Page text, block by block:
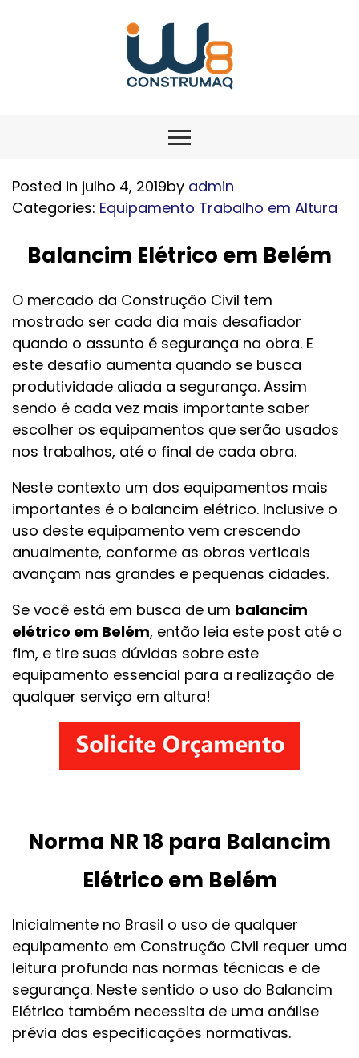
Posted in julho 4, 2019by admin
Categories: Equipamento Trabalho em Altura
Balancim Elétrico em Belém
O mercado da Construção Civil tem
mostrado ser cada dia mais desafiador
quando o assunto é segurança na obra. E
este desafio aumenta quando se busca
produtividade aliada a segurança. Assim
sendo é cada vez mais importante saber
escolher os equipamentos que serão usados
nos trabalhos, até o final de cada obra.
Neste contexto um dos equipamentos mais
importantes é o balancim elétrico. Inclusive o
uso deste equipamento vem crescendo
anualmente, conforme as obras verticais
avançam nas grandes e pequenas cidades.
Se você está em busca de um balancim
elétrico em Belém, então leia este post até o
fim, e tire suas dúvidas sobre este
equipamento essencial para a realização de
qualquer serviço em altura!
Norma NR 18 para Balancim
Elétrico em Belém
Inicialmente no Brasil o uso de qualquer
equipamento em Construção Civil requer uma
leitura profunda nas normas técnicas e de
segurança. Neste sentido o uso do Balancim
Elétrico também necessita de uma análise
prévia das especificações normativas.